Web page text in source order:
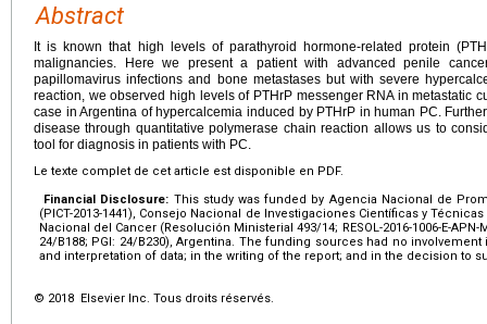
Abstract
It is known that high levels of parathyroid hormone-related protein
malignancies. Here we present a patient with advanced penile
papillomavirus infections and bone metastases but with severe
reaction, we observed high levels of PTHrP messenger RNA in metastatic
case in Argentina of hypercalcemia induced by PTHrP in human PC.
disease through quantitative polymerase chain reaction allows us to
tool for diagnosis in patients with PC.
Le texte complet de cet article est disponible en PDF.
Financial Disclosure: This study was funded by Agencia Nacional de
(PICT-2013-1441), Consejo Nacional de Investigaciones Científicas y Técnicas
Nacional del Cancer (Resolución Ministerial 493/14; RESOL-2016-1006-E-
24/B188; PGI: 24/B230), Argentina. The funding sources had no
and interpretation of data; in the writing of the report; and in the decision to
© 2018 Elsevier Inc. Tous droits réservés.